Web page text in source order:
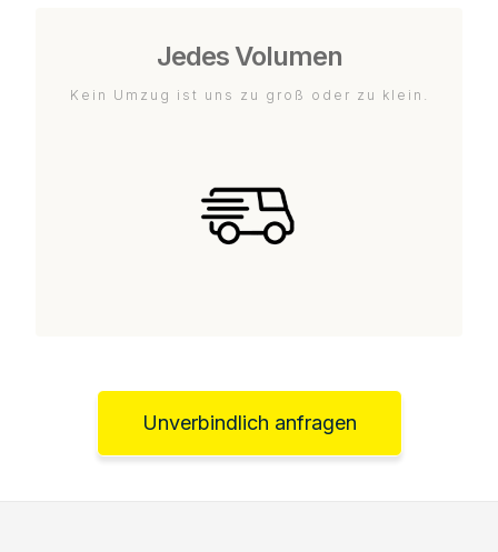
Jedes Volumen
Kein Umzug ist uns zu groß oder zu klein.
Unverbindlich anfragen